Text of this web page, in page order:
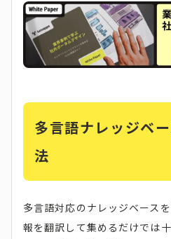
多言語ナレッジベ
法
多言語対応のナレッジベース
報を翻訳して集めるだけでは